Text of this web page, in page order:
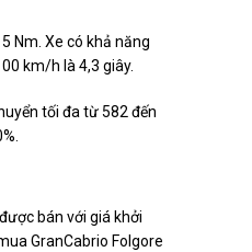
Nm. Xe có khả năng
km/h là 4,3 giây.
tối đa từ 582 đến
bán với giá khởi
GranCabrio Folgore